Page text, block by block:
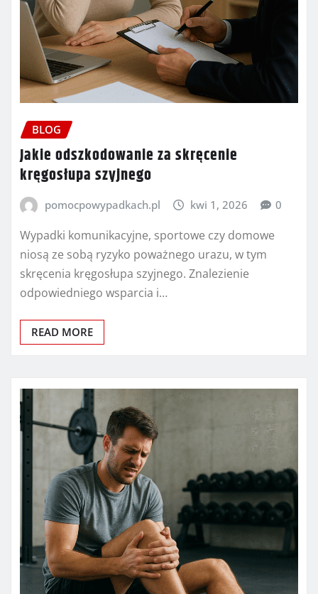
BLOG
Jakie odszkodowanie za skręcenie
kręgosłupa szyjnego
pomocpowypadkach.pl kwi 1, 2026 0
Wypadki komunikacyjne, sportowe czy domowe
niosą ze sobą ryzyko poważnego urazu, w tym
skręcenia kręgosłupa szyjnego. Znalezienie
odpowiedniego wsparcia i…
READ MORE